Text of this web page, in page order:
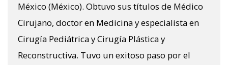
México (México). Obtuvo sus títulos de Médico
Cirujano, doctor en Medicina y especialista en
Cirugía Pediátrica y Cirugía Plástica y
Reconstructiva. Tuvo un exitoso paso por el